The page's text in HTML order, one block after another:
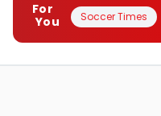
For
You
Soccer Times